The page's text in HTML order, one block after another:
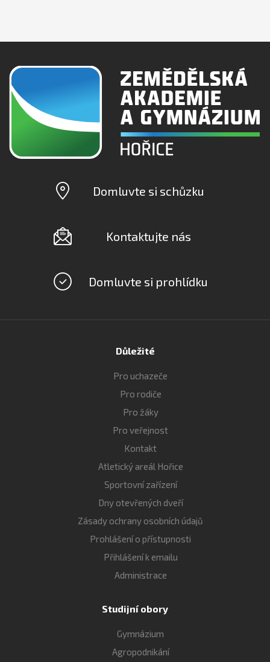
Domluvte si schůzku
Kontaktujte nás
Domluvte si prohlídku
Důležité
Pro uchazeče
Pro rodiče
Pro žáky
Pro veřejnost
Kontakt
Atletický areál Hořice
Sportovní zařízení
Dny otevřených dveří
Zásady ochrany osobních údajů
Prohlášení o přístupnosti
Přihlášení k emailu
Administrace
Studijní obory
Gymnázium
Agropodnikání